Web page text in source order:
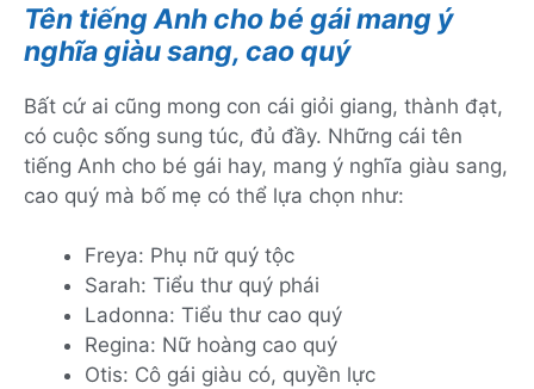
Tên tiếng Anh cho bé gái mang ý
nghĩa giàu sang, cao quý
Bất cứ ai cũng mong con cái giỏi giang, thành đạt,
có cuộc sống sung túc, đủ đầy. Những cái tên
tiếng Anh cho bé gái hay, mang ý nghĩa giàu sang,
cao quý mà bố mẹ có thể lựa chọn như:
Freya: Phụ nữ quý tộc
Sarah: Tiểu thư quý phái
Ladonna: Tiểu thư cao quý
Regina: Nữ hoàng cao quý
Otis: Cô gái giàu có, quyền lực